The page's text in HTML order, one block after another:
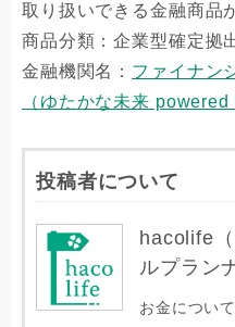
取り扱いできる金融商品
商品分類：企業型確定拠
金融機関名： ファイナン
（ゆたかな未来
投稿者について
hacolife
ルプラン
お金につい